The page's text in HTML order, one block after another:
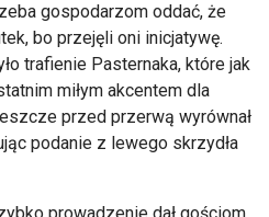
gospodarzom oddać, że
bo przejęli oni inicjatywę.
trafienie Pasternaka, które jak
miłym akcentem dla
przed przerwą wyrównał
podanie z lewego skrzydła